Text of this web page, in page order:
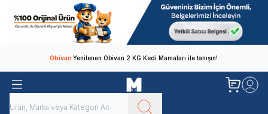
ObivanYenilenen Obivan 2 KG Kedi Mamaları ile tanışın!